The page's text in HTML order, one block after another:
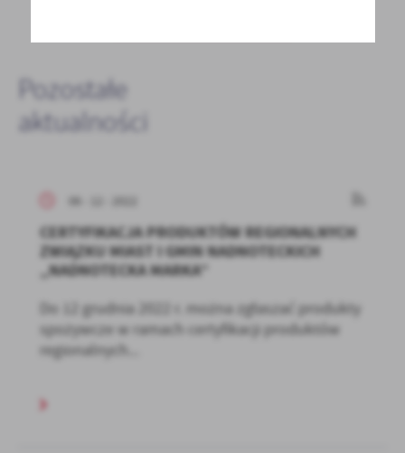
Pozostałe
aktualności
CERTYFIKACJA PRODUKTÓW REGIONALNYCH
ZWIĄZKU MIAST I GMIN NADNOTECKICH
„NADNOTECKA MARKA”
Do 12 grudnia 2022 r. można zgłaszać produkty
spożywcze w ramach certyfikacji produktów
regionalnych...